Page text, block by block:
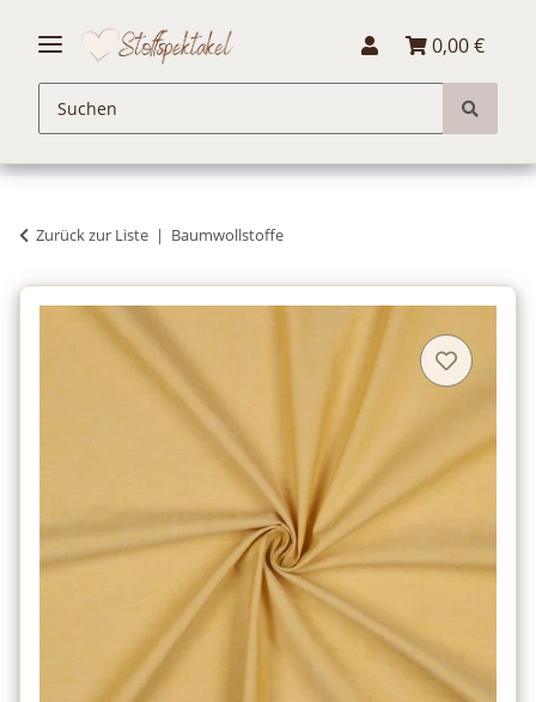
0,00 €
Zurück zur Liste Baumwollstoffe